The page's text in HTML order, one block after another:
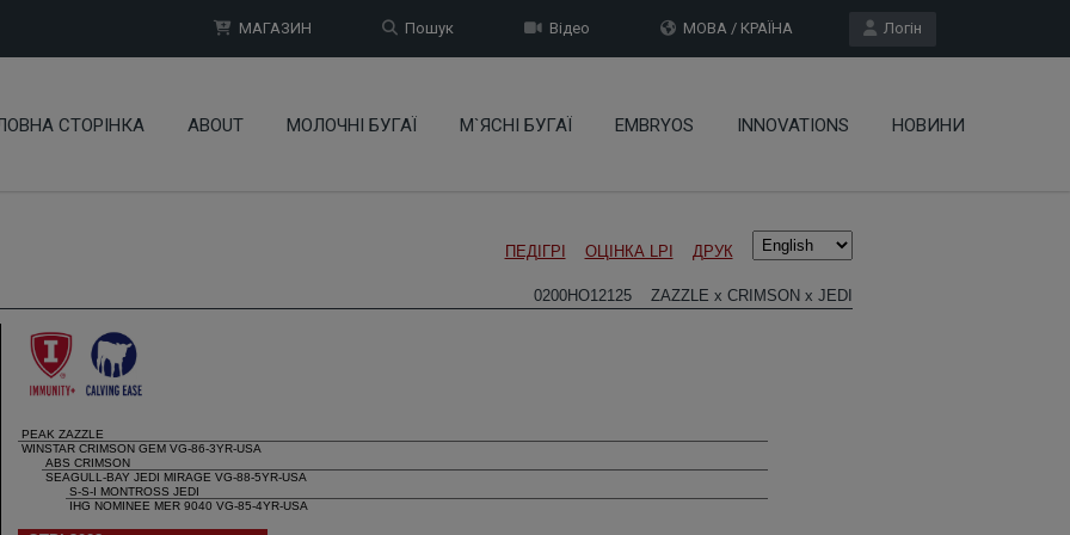
Логін
МОВА / КРАЇНА
Відео
Пошук
МАГАЗИН
СТОРІНКА ABOUT МОЛОЧНІ БУГАЇ М`ЯСНІ БУГАЇ EMBRYOS INNOVATIONS НОВИНИ